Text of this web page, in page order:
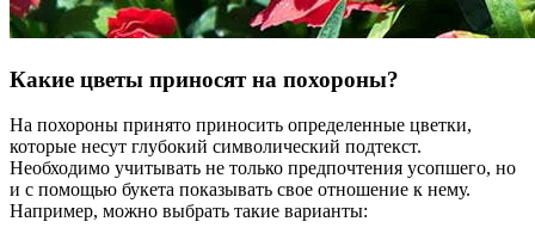
Какие цветы приносят на похороны?
На похороны принято приносить определенные цветки,
которые несут глубокий символический подтекст.
Необходимо учитывать не только предпочтения усопшего, но
и с помощью букета показывать свое отношение к нему.
Например, можно выбрать такие варианты: